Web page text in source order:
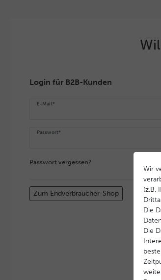
Login für B2B-Kunden
E-Mail*
Passwort*
Passwort vergessen?
Zum Endverbraucher-Shop
Wir
(z.B.
Die
Die